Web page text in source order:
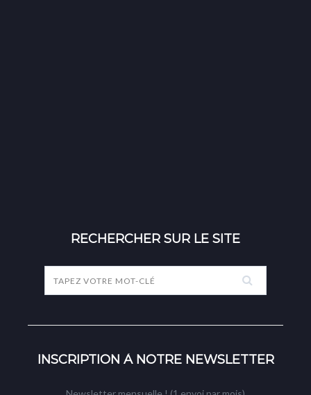
RECHERCHER SUR LE SITE
INSCRIPTION À NOTRE NEWSLETTER